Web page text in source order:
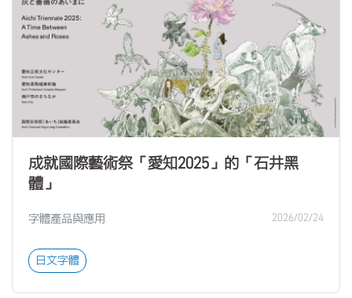
成就國際藝術祭「愛知2025」的「石井黑
體」
字體產品與應用 2026/02/24
日文字體